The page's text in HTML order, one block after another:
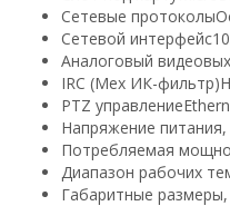
Сетевые протоколы
Сетевой интерфейс
Аналоговый
IRC (Мех ИК-фильтр)
PTZ управление
Напряжение
Потребляемая
Диапазон рабочих
Габаритные